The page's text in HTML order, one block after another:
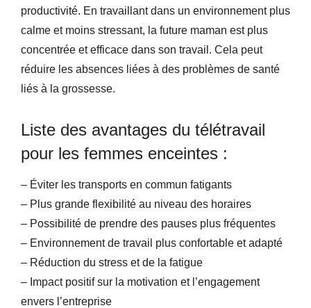
productivité. En travaillant dans un environnement plus
calme et moins stressant, la future maman est plus
concentrée et efficace dans son travail. Cela peut
réduire les absences liées à des problèmes de santé
liés à la grossesse.
Liste des avantages du télétravail
pour les femmes enceintes :
– Éviter les transports en commun fatigants
– Plus grande flexibilité au niveau des horaires
– Possibilité de prendre des pauses plus fréquentes
– Environnement de travail plus confortable et adapté
– Réduction du stress et de la fatigue
– Impact positif sur la motivation et l’engagement
envers l’entreprise